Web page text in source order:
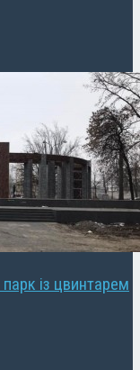
парк із цвинтарем